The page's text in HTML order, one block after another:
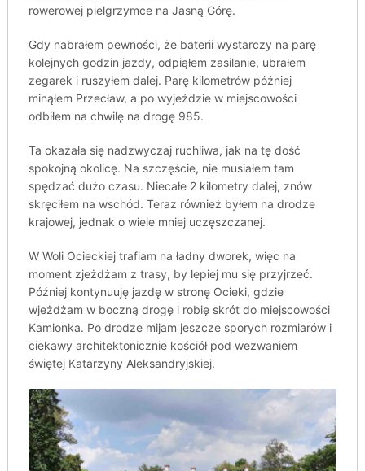
rowerowej pielgrzymce na Jasną Górę.
Gdy nabrałem pewności, że baterii wystarczy na parę
kolejnych godzin jazdy, odpiąłem zasilanie, ubrałem
zegarek i ruszyłem dalej. Parę kilometrów później
minąłem Przecław, a po wyjeździe w miejscowości
odbiłem na chwilę na drogę 985.
Ta okazała się nadzwyczaj ruchliwa, jak na tę dość
spokojną okolicę. Na szczęście, nie musiałem tam
spędzać dużo czasu. Niecałe 2 kilometry dalej, znów
skręciłem na wschód. Teraz również byłem na drodze
krajowej, jednak o wiele mniej uczęszczanej.
W Woli Ocieckiej trafiam na ładny dworek, więc na
moment zjeżdżam z trasy, by lepiej mu się przyjrzeć.
Później kontynuuję jazdę w stronę Ocieki, gdzie
wjeżdżam w boczną drogę i robię skrót do miejscowości
Kamionka. Po drodze mijam jeszcze sporych rozmiarów i
ciekawy architektonicznie kościół pod wezwaniem
świętej Katarzyny Aleksandryjskiej.